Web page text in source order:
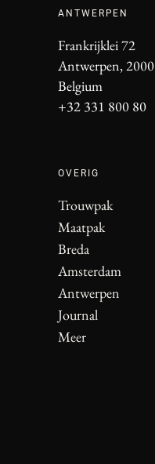
ANTWERPEN
Frankrijklei 72
Antwerpen, 2000
Belgium
+32 331 800 80
OVERIG
Trouwpak
Maatpak
Breda
Amsterdam
Antwerpen
Journal
Meer